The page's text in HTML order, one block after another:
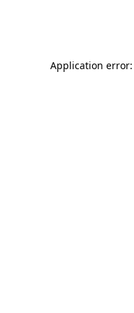
Application